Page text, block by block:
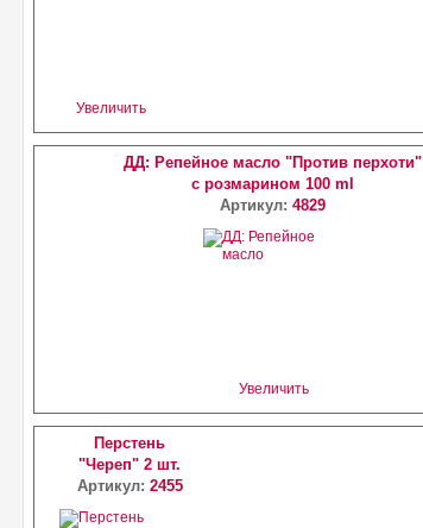
Увеличить
ДД: Репейное масло "Против перхоти"
с розмарином 100 ml
Артикул:4829
Увеличить
Перстень
"Череп" 2 шт.
Артикул: 2455